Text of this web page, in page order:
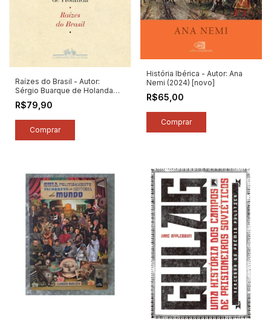
Raízes do Brasil - Autor:
Sérgio Buarque de Holanda
(2026) [novo]
R$79,90
História Ibérica - Autor: Ana
Nemi (2024) [novo]
R$65,00